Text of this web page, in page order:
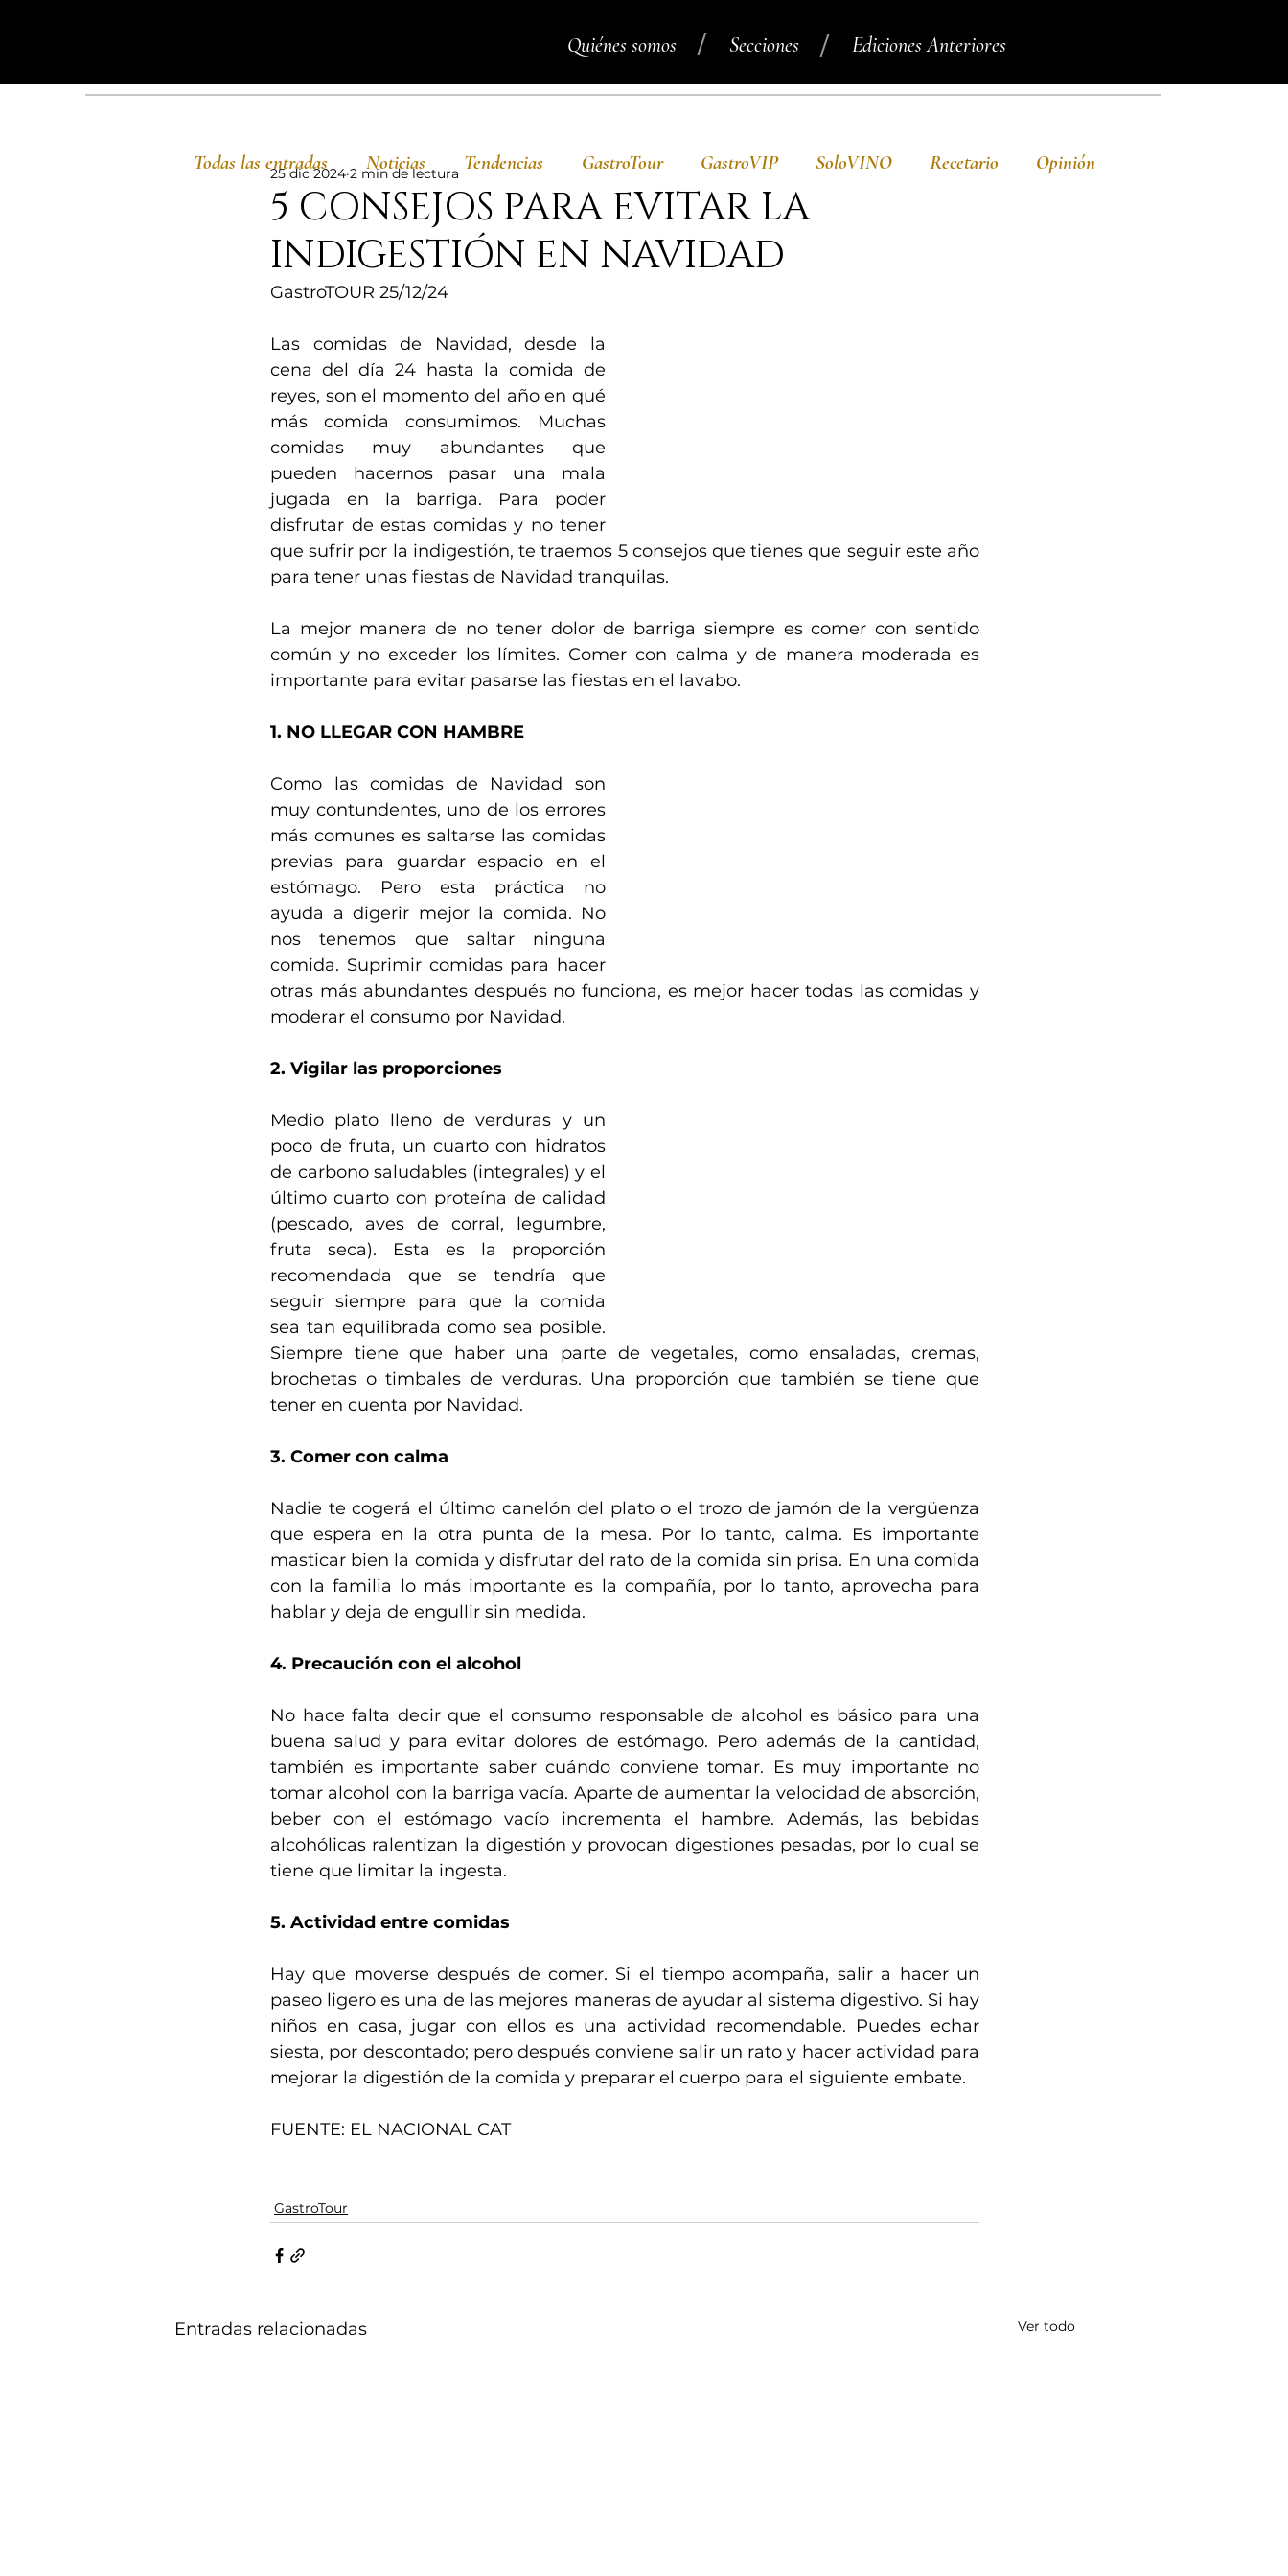
Quiénes somos Secciones Ediciones Anteriores
/ /
5 CONSEJOS PARA EVITAR LA
INDIGESTIÓN EN NAVIDAD
25 dic 2024 2 min de lectura
GastroTOUR 25/12/24
Las comidas de Navidad, desde la
cena del día 24 hasta la comida de
reyes, son el momento del año en qué
más comida consumimos. Muchas
comidas muy abundantes que
pueden hacernos pasar una mala
jugada en la barriga. Para poder
disfrutar de estas comidas y no tener
que sufrir por la indigestión, te traemos 5 consejos que tienes que seguir este año
para tener unas fiestas de Navidad tranquilas.
La mejor manera de no tener dolor de barriga siempre es comer con sentido
común y no exceder los límites. Comer con calma y de manera moderada es
importante para evitar pasarse las fiestas en el lavabo.
1. NO LLEGAR CON HAMBRE
Como las comidas de Navidad son
muy contundentes, uno de los errores
más comunes es saltarse las comidas
previas para guardar espacio en el
estómago. Pero esta práctica no
ayuda a digerir mejor la comida. No
nos tenemos que saltar ninguna
comida. Suprimir comidas para hacer
otras más abundantes después no funciona, es mejor hacer todas las comidas y
moderar el consumo por Navidad.
2. Vigilar las proporciones
Medio plato lleno de verduras y un
poco de fruta, un cuarto con hidratos
de carbono saludables (integrales) y el
último cuarto con proteína de calidad
(pescado, aves de corral, legumbre,
fruta seca). Esta es la proporción
recomendada que se tendría que
seguir siempre para que la comida
sea tan equilibrada como sea posible.
Siempre tiene que haber una parte de vegetales, como ensaladas, cremas,
brochetas o timbales de verduras. Una proporción que también se tiene que
tener en cuenta por Navidad.
3. Comer con calma
Nadie te cogerá el último canelón del plato o el trozo de jamón de la vergüenza
que espera en la otra punta de la mesa. Por lo tanto, calma. Es importante
masticar bien la comida y disfrutar del rato de la comida sin prisa. En una comida
con la familia lo más importante es la compañía, por lo tanto, aprovecha para
hablar y deja de engullir sin medida.
4. Precaución con el alcohol
No hace falta decir que el consumo responsable de alcohol es básico para una
buena salud y para evitar dolores de estómago. Pero además de la cantidad,
también es importante saber cuándo conviene tomar. Es muy importante no
tomar alcohol con la barriga vacía. Aparte de aumentar la velocidad de absorción,
beber con el estómago vacío incrementa el hambre. Además, las bebidas
alcohólicas ralentizan la digestión y provocan digestiones pesadas, por lo cual se
tiene que limitar la ingesta.
5. Actividad entre comidas
Hay que moverse después de comer. Si el tiempo acompaña, salir a hacer un
paseo ligero es una de las mejores maneras de ayudar al sistema digestivo. Si hay
niños en casa, jugar con ellos es una actividad recomendable. Puedes echar
siesta, por descontado; pero después conviene salir un rato y hacer actividad para
mejorar la digestión de la comida y preparar el cuerpo para el siguiente embate.
FUENTE: EL NACIONAL CAT
GastroTour
Entradas relacionadas Ver todo
Todas las entradas Noticias Tendencias GastroTour GastroVIP SoloVINO Recetario Opinión